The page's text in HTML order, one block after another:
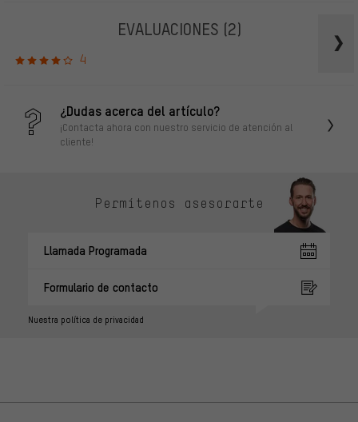
EVALUACIONES (2)
4
¿Dudas acerca del artículo?
¡Contacta ahora con nuestro servicio de atención al
cliente!
Permítenos asesorarte
Llamada Programada
Formulario de contacto
Nuestra política de privacidad